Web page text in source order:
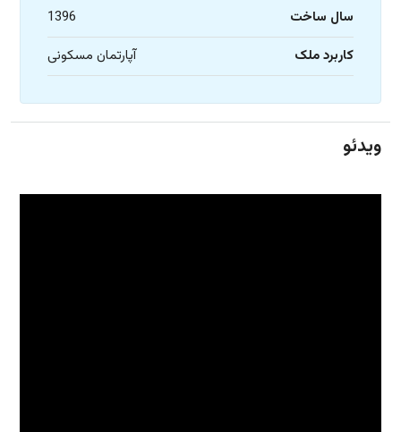
سال ساخت
1396
کاربرد ملک
آپارتمان مسکونی
ویدئو